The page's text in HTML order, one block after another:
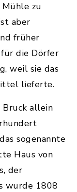
zu
aber
früher
die Dörfer
weil sie das
lieferte.
Bruck allein
sogenannte
Haus von
der
wurde 1808